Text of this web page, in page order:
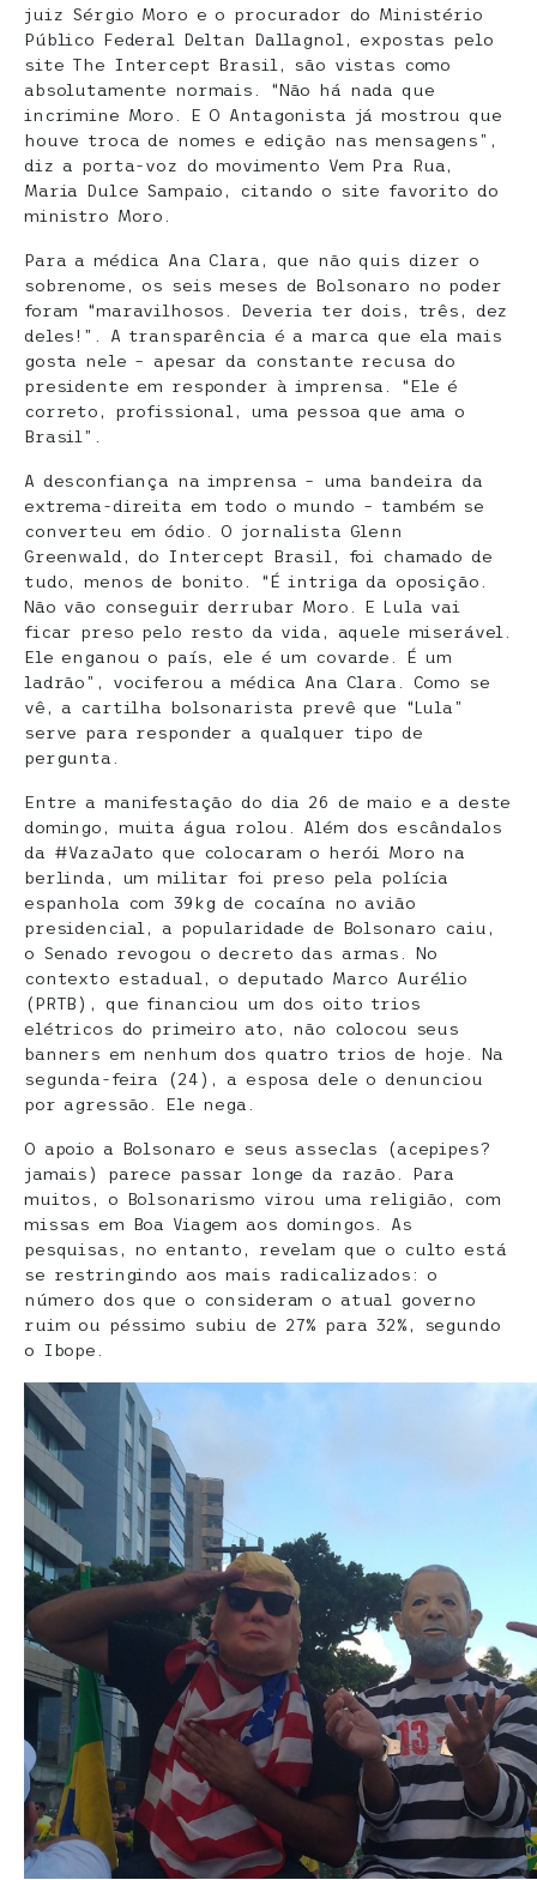
juiz Sérgio Moro e o procurador do Ministério
Público Federal Deltan Dallagnol, expostas pelo
site The Intercept Brasil, são vistas como
absolutamente normais. “Não há nada que
incrimine Moro. E O Antagonista já mostrou que
houve troca de nomes e edição nas mensagens”,
diz a porta-voz do movimento Vem Pra Rua,
Maria Dulce Sampaio, citando o site favorito do
ministro Moro.
Para a médica Ana Clara, que não quis dizer o
sobrenome, os seis meses de Bolsonaro no poder
foram “maravilhosos. Deveria ter dois, três, dez
deles!”. A transparência é a marca que ela mais
gosta nele – apesar da constante recusa do
presidente em responder à imprensa. “Ele é
correto, profissional, uma pessoa que ama o
Brasil”.
A desconfiança na imprensa – uma bandeira da
extrema-direita em todo o mundo – também se
converteu em ódio. O jornalista Glenn
Greenwald, do Intercept Brasil, foi chamado de
tudo, menos de bonito. “É intriga da oposição.
Não vão conseguir derrubar Moro. E Lula vai
ficar preso pelo resto da vida, aquele miserável.
Ele enganou o país, ele é um covarde. É um
ladrão”, vociferou a médica Ana Clara. Como se
vê, a cartilha bolsonarista prevê que “Lula”
serve para responder a qualquer tipo de
pergunta.
Entre a manifestação do dia 26 de maio e a deste
domingo, muita água rolou. Além dos escândalos
da #VazaJato que colocaram o herói Moro na
berlinda, um militar foi preso pela polícia
espanhola com 39kg de cocaína no avião
presidencial, a popularidade de Bolsonaro caiu,
o Senado revogou o decreto das armas. No
contexto estadual, o deputado Marco Aurélio
(PRTB), que financiou um dos oito trios
elétricos do primeiro ato, não colocou seus
banners em nenhum dos quatro trios de hoje. Na
segunda-feira (24), a esposa dele o denunciou
por agressão. Ele nega.
O apoio a Bolsonaro e seus asseclas (acepipes?
jamais) parece passar longe da razão. Para
muitos, o Bolsonarismo virou uma religião, com
missas em Boa Viagem aos domingos. As
pesquisas, no entanto, revelam que o culto está
se restringindo aos mais radicalizados: o
número dos que o consideram o atual governo
ruim ou péssimo subiu de 27% para 32%, segundo
o Ibope.